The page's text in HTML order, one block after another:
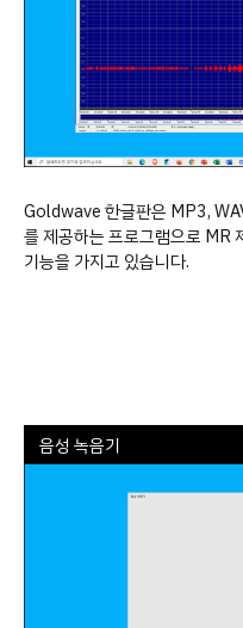
Goldwave 한글판은 MP3,
를 제공하는 프로그램으로 MR
기능을 가지고 있습니다.
음성 녹음기